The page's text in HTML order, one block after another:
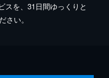
スを、31日間ゆっくりと
さい。